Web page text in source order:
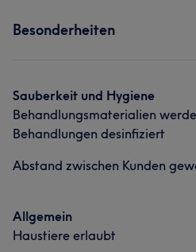
Portfolio
Besonderheiten
Sauberkeit und Hygiene
Behandlungsmaterialien
Behandlungen desinfiziert
Abstand zwischen Kunden
Allgemein
Haustiere erlaubt